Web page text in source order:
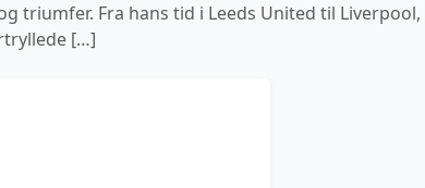
Fra hans tid i Leeds United til
[…]